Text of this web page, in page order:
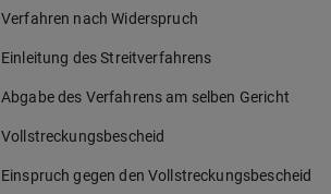
Verfahren nach Widerspruch
Einleitung des Streitverfahrens
Abgabe des Verfahrens am selben Gericht
Vollstreckungsbescheid
Einspruch gegen den Vollstreckungsbescheid